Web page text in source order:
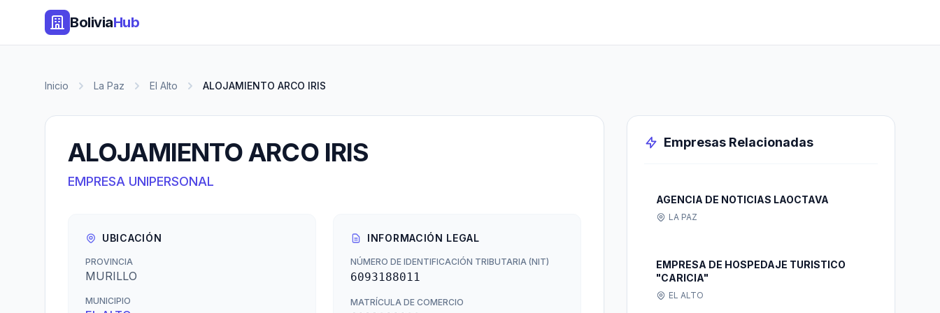
BoliviaHub
Inicio La Paz El Alto ALOJAMIENTO ARCO IRIS
ALOJAMIENTO ARCO IRIS
EMPRESA UNIPERSONAL
UBICACIÓN
PROVINCIA
MURILLO
MUNICIPIO
INFORMACIÓN LEGAL
NÚMERO DE IDENTIFICACIÓN TRIBUTARIA (NIT)
6093188011
MATRÍCULA DE COMERCIO
Empresas Relacionadas
AGENCIA DE NOTICIAS LAOCTAVA
LA PAZ
EMPRESA DE HOSPEDAJE TURISTICO
"CARICIA"
EL ALTO